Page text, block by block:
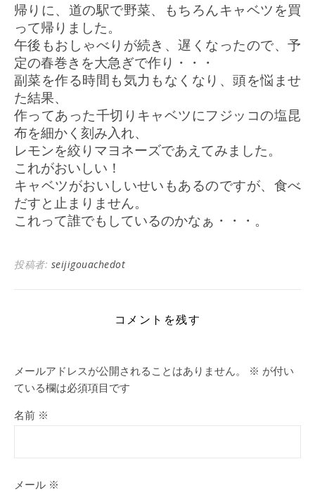
帰りに、道の駅で野菜、もちろんキャベツを買
って帰りました。
午後もおしゃべりが続き、遅くなったので、予
定の春巻きを大急ぎで作り・・・
副菜を作る時間も気力もなくなり、頭を悩ませ
た結果、
作ってあった千切りキャベツにフジッコの塩昆
布を細かく刻み入れ、
レモンを絞りマヨネーズであえてみました。
これがおいしい！
キャベツがおいしいせいもあるのですが、食べ
だすと止まりません。
これって誰でもしているのかなぁ・・・。
投稿者: seijigouachedot
コメントを残す
メールアドレスが公開されることはありません。 ※ が付い
ている欄は必須項目です
名前 ※
メール ※